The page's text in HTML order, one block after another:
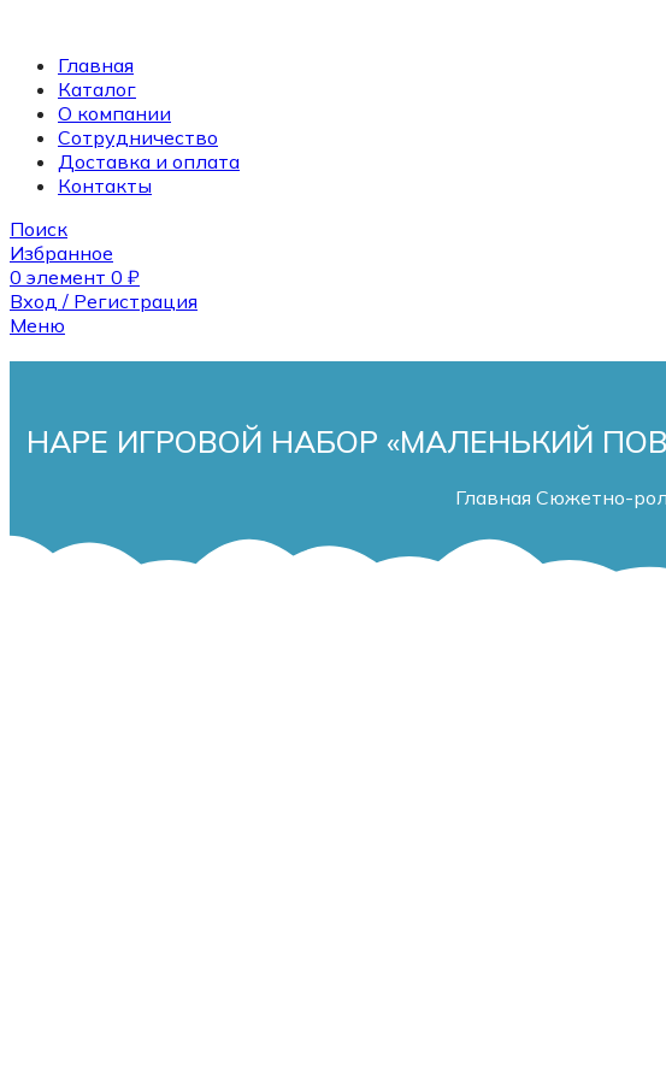
Главная
Каталог
О компании
Сотрудничество
Доставка и оплата
Контакты
Поиск
Избранное
0 элемент 0 ₽
Вход / Регистрация
Меню
HAPE ИГРОВОЙ НАБОР «МАЛЕНЬКИЙ
Главная Сюжетно-